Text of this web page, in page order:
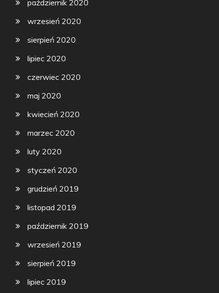
październik 2020
wrzesień 2020
sierpień 2020
lipiec 2020
czerwiec 2020
maj 2020
kwiecień 2020
marzec 2020
luty 2020
styczeń 2020
grudzień 2019
listopad 2019
październik 2019
wrzesień 2019
sierpień 2019
lipiec 2019